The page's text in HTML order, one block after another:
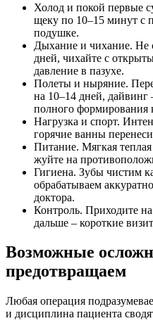
Холод и покой первые
щеку по 10–15 минут с
подушке.
Дыхание и чихание. Не
дней, чихайте с
давление в пазухе.
Полеты и ныряние.
на 10–14 дней, дайвинг
полного формирования
Нагрузка и спорт.
горячие ванны
Питание. Мягкая теплая
жуйте на
Гигиена. Зубы чистим
обрабатываем
доктора.
Контроль. Приходите
дальше – короткие
Возможные
предотвращаем
Любая операция
и дисциплина пациента